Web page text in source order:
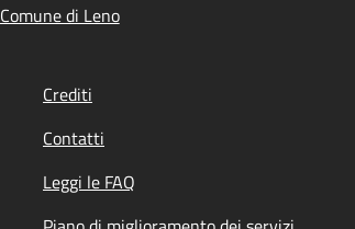
Comune di Leno
Crediti
Contatti
Leggi le FAQ